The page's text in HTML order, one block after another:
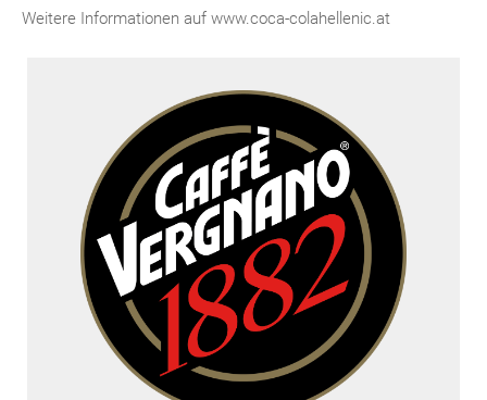
Weitere Informationen auf www.coca-colahellenic.at